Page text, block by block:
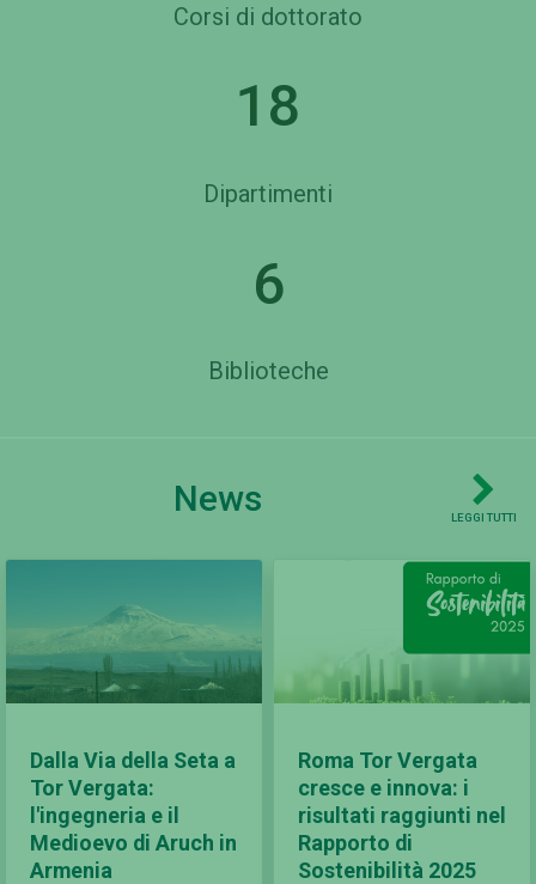
Corsi di dottorato
18
Dipartimenti
6
Biblioteche
News LEGGI TUTTI
Dalla Via della Seta a
Tor Vergata:
l'ingegneria e il
Medioevo di Aruch in
Armenia
Roma Tor Vergata
cresce e innova: i
risultati raggiunti nel
Rapporto di
Sostenibilità 2025